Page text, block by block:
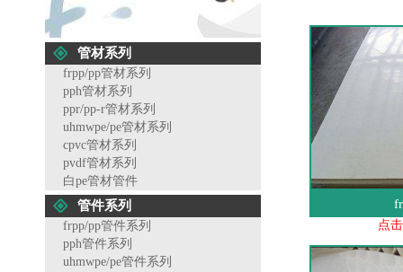
管材系列
frpp/pp管材系列
pph管材系列
ppr/pp-r管材系列
uhmwpe/pe管材系列
cpvc管材系列
pvdf管材系列
白pe管材管件
管件系列
frpp/pp管件系列
pph管件系列
uhmwpe/pe管件系列
点